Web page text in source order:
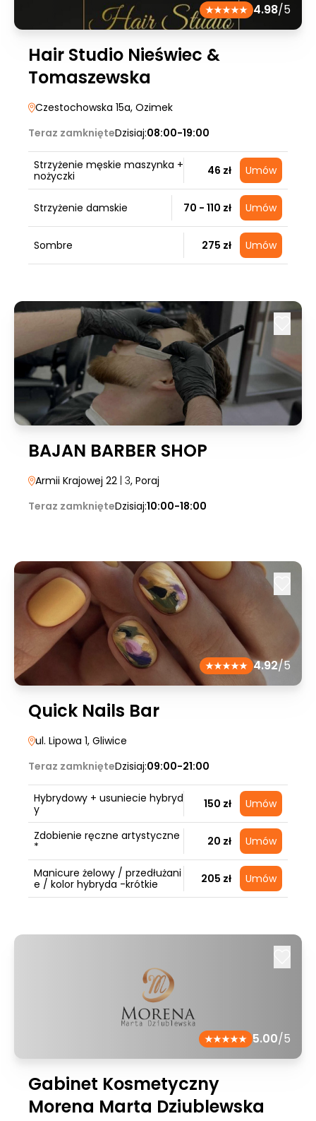
4.98/5
Hair Studio Nieświec &
Tomaszewska
Czestochowska 15a, Ozimek
Teraz zamknięteDzisiaj:08:00-19:00
Strzyżenie męskie maszynka +
nożyczki
46 zł Umów
Strzyżenie damskie 70 - 110 zł Umów
Sombre 275 zł Umów
BAJAN BARBER SHOP
Armii Krajowej 22 | 3, Poraj
Teraz zamknięteDzisiaj:10:00-18:00
4.92/5
Quick Nails Bar
ul. Lipowa 1, Gliwice
Teraz zamknięteDzisiaj:09:00-21:00
Hybrydowy + usuniecie hybryd
y
150 zł Umów
Zdobienie ręczne artystyczne
*
20 zł Umów
Manicure żelowy / przedłużani
e / kolor hybryda -krótkie
205 zł Umów
5.00/5
Gabinet Kosmetyczny
Morena Marta Dziublewska